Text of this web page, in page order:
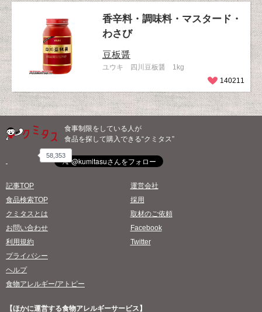
香辛料・調味料・マスタード・
わさび
豆板醤
ユウキ 四川豆板醤 1kg
140211
食事制限をしている人が
食品を探して購入できる“クミタス”
58,353
記事TOP
食品検索TOP
クミタスとは
お問い合わせ
利用規約
プライバシー
ヘルプ
食物アレルギー/アトピー
運営会社
採用
取材のご依頼
Facebook
Twitter
【ほかに運営する食物アレルギーサービス】